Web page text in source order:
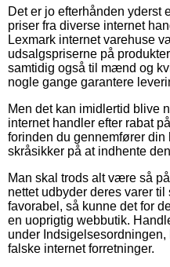
Det er jo efterhånden yderst
priser fra diverse internet
Lexmark internet varehuse
udsalgspriserne på
samtidig også til mænd og
nogle gange garantere
Men det kan imidlertid blive
internet handler efter rabat
forinden du gennemfører
skråsikker på at indhente
Man skal trods alt være så
nettet udbyder deres varer
favorabel, så kunne det for
en uoprigtig webbutik.
under
falske internet forretninger.